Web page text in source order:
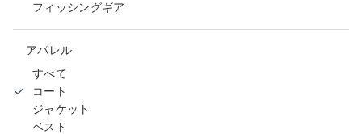
フィッシングギア
アパレル
すべて
コート
ジャケット
ベスト